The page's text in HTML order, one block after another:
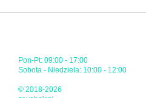
Pon-Pt: 09:00 - 17:00
Sobota - Niedziela: 10:00 - 12:00
© 2018-2026